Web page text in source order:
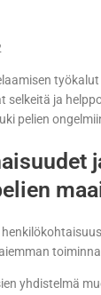
selkeitä ja
pelien
yhdistelmä